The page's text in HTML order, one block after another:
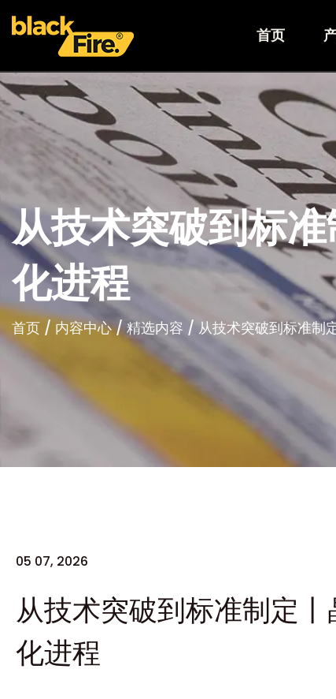
首页
从技术突破到标
化进程
首页 / 内容中心/精选内容 /从技术突破到标准制
05 07, 2026
从技术突破到标准制定
化进程